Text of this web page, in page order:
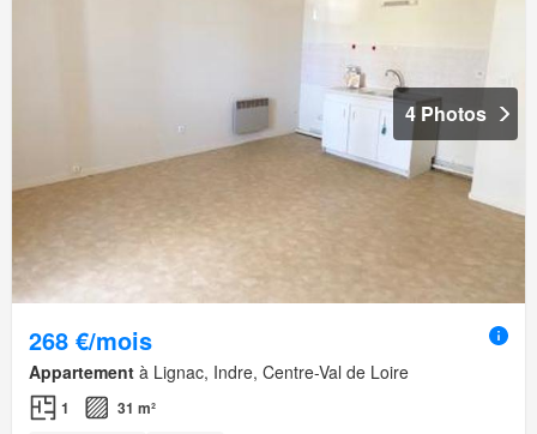
4 Photos
268 €/mois
Appartement à Lignac, Indre, Centre-Val de Loire
1 31 m²